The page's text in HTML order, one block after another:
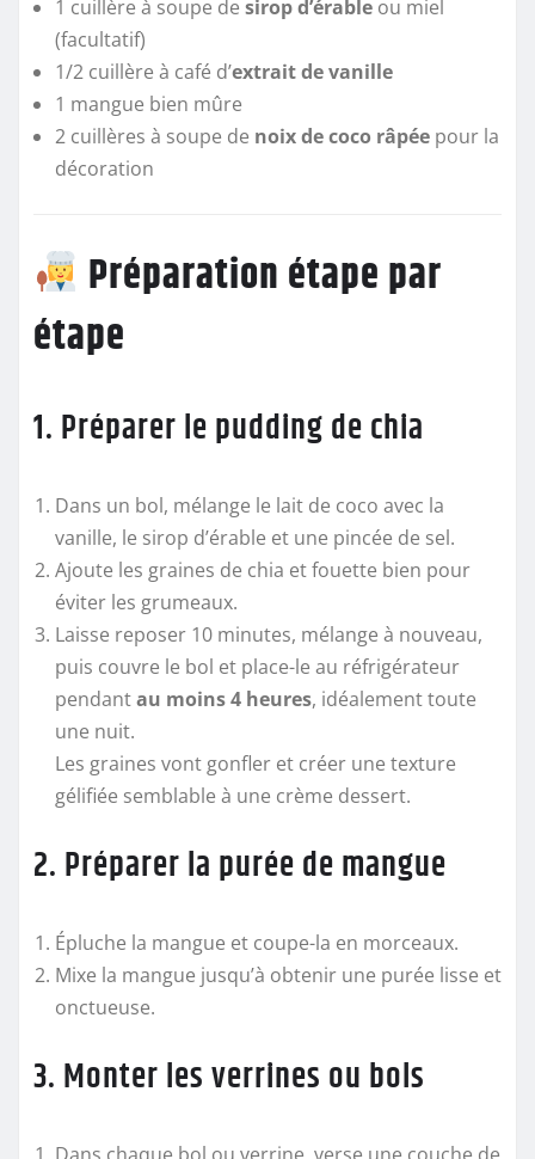
1 cuillère à soupe de sirop d’érable ou miel
(facultatif)
1/2 cuillère à café d’extrait de vanille
1 mangue bien mûre
2 cuillères à soupe de noix de coco râpée pour la
décoration
Préparation étape par
étape
1. Préparer le pudding de chia
Dans un bol, mélange le lait de coco avec la
vanille, le sirop d’érable et une pincée de sel.
Ajoute les graines de chia et fouette bien pour
éviter les grumeaux.
Laisse reposer 10 minutes, mélange à nouveau,
puis couvre le bol et place-le au réfrigérateur
pendantau moins 4 heures, idéalement toute
une nuit.
Les graines vont gonfler et créer une texture
gélifiée semblable à une crème dessert.
2. Préparer la purée de mangue
Épluche la mangue et coupe-la en morceaux.
Mixe la mangue jusqu’à obtenir une purée lisse et
onctueuse.
3. Monter les verrines ou bols